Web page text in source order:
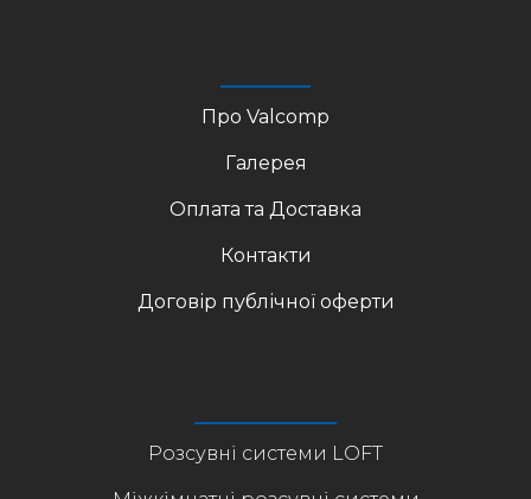
Про Valcomp
Галерея
Оплата та Доставка
Контакти
Договір публічної оферти
Розсувні системи LOFT